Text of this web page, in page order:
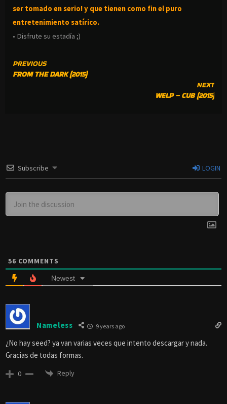
ser tomado en serio! y que tienen como fin el puro
entretenimiento satírico.
• Disfrute su estadía ;)
CONTINUE
READING
PREVIOUS
FROM THE DARK (2015)
NEXT
WELP – CUB (2015)
Subscribe LOGIN
56 COMMENTS
Newest
Nameless 9 years ago
¿No hay seed? ya van varias veces que intento descargar y nada.
Gracias de todas formas.
0 Reply